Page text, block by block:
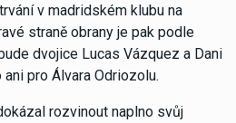
v madridském klubu na
straně obrany je pak podle
dvojice Lucas Vázquez a Dani
pro Álvara Odriozolu.
rozvinout naplno svůj